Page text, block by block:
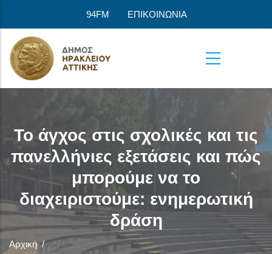
94FM ΕΠΙΚΟΙΝΩΝΙΑ
Το άγχος στις σχολικές και τις
πανελλήνιες εξετάσεις και πώς
μπορούμε να το
διαχειριστούμε: ενημερωτική
δράση
Αρχική /